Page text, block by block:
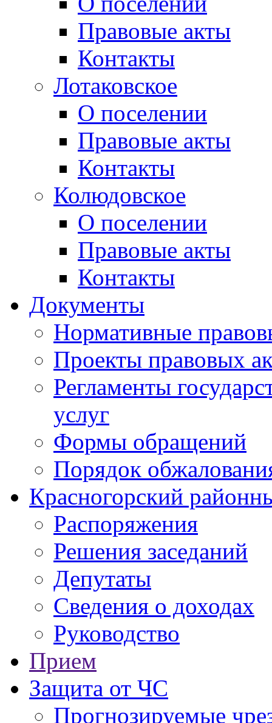
Правовые акты
Контакты
Лотаковское
О поселении
Правовые акты
Контакты
Колюдовское
О поселении
Правовые акты
Контакты
Документы
Нормативные
Проекты правовых
Регламенты
услуг
Формы обращений
Порядок
Красногорский
Распоряжения
Решения заседаний
Депутаты
Сведения о доходах
Руководство
Прием
Защита от ЧС
Прогнозируемые